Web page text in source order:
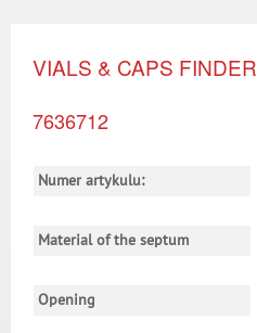
VIALS & CAPS FINDER
7636712
Numer artykulu:
Material of the septum
Opening